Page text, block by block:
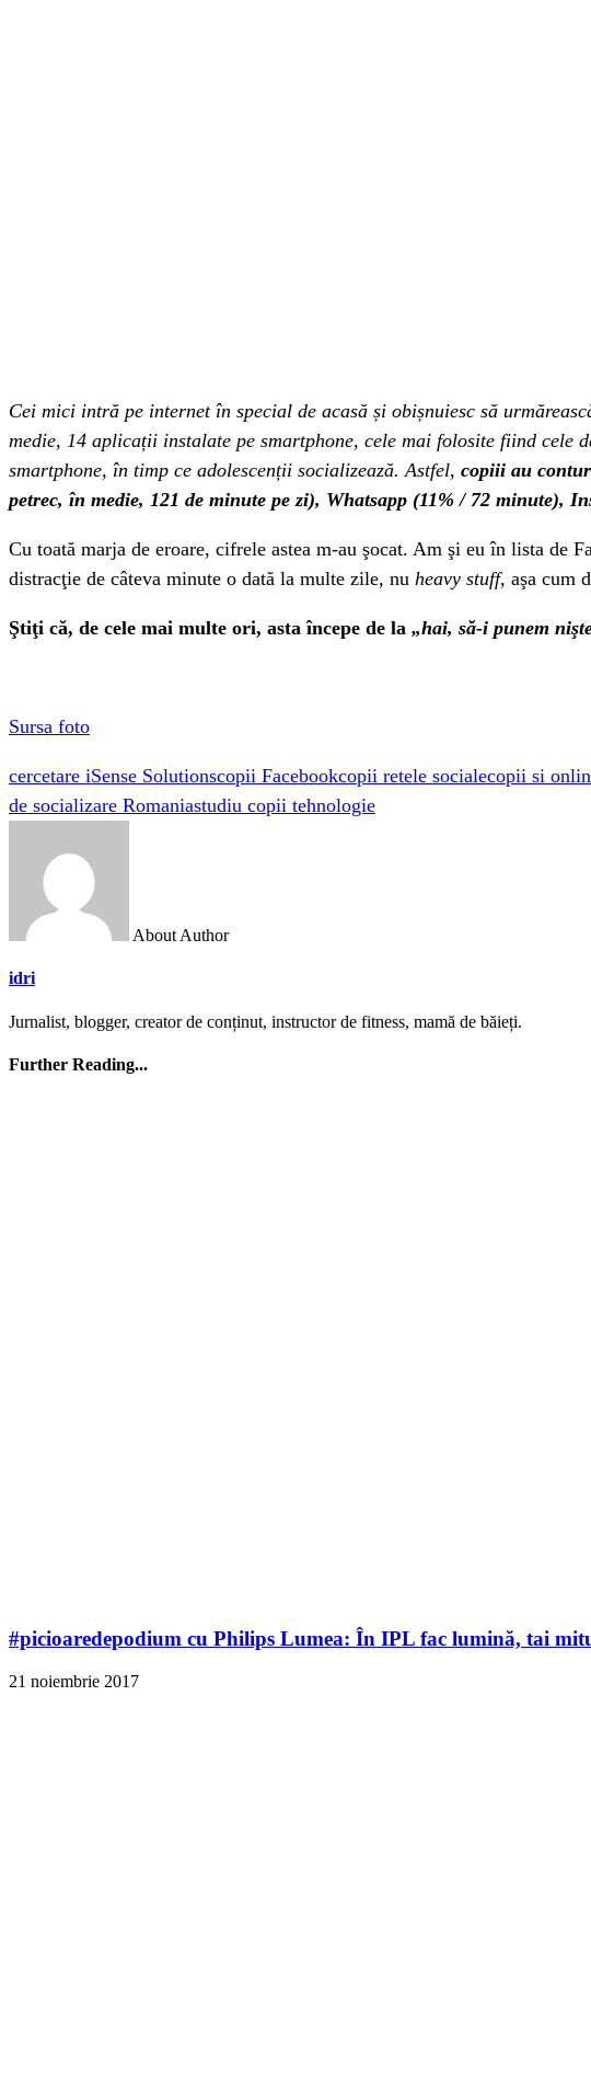
Cei mici intră pe internet în special de acasă și obișnuiesc să
medie, 14 aplicații instalate pe smartphone, cele mai folosite fiind cele
smartphone, în timp ce adolescenții socializează. Astfel, copiii au
petrec, în medie, 121 de minute pe zi), Whatsapp (11% / 72 minute),
Cu toată marja de eroare, cifrele astea m-au şocat. Am şi eu în lista de
distracţie de câteva minute o dată la multe zile, nu heavy stuff, aşa cum
Ştiţi că, de cele mai multe ori, asta începe de la „hai, să-i punem
Sursa foto
cercetare iSense Solutionscopii Facebookcopii retele socialecopii si
de socializare Romaniastudiu copii tehnologie
About Author
idri
Jurnalist, blogger, creator de conținut, instructor de fitness, mamă de băieți.
Further Reading...
#picioaredepodium cu Philips Lumea: În IPL fac lumină, tai
21 noiembrie 2017